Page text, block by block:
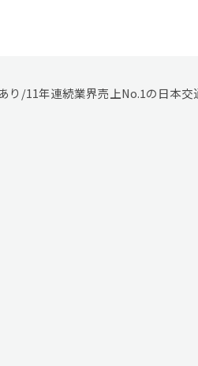
り/11年連続業界売上No.1の日本